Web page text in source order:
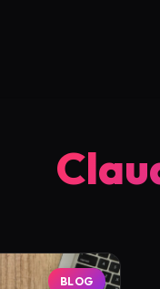
BLOG